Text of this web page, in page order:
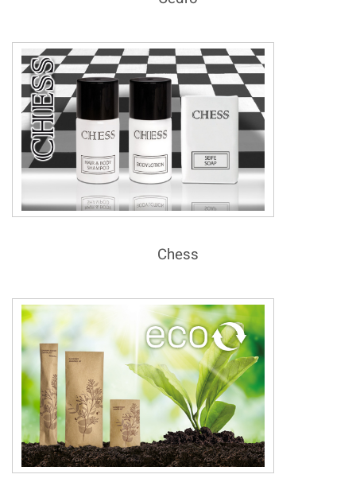
Chess